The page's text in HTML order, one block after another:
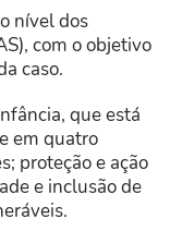
nível dos
com o objetivo
caso.
que está
em quatro
proteção e ação
e inclusão de